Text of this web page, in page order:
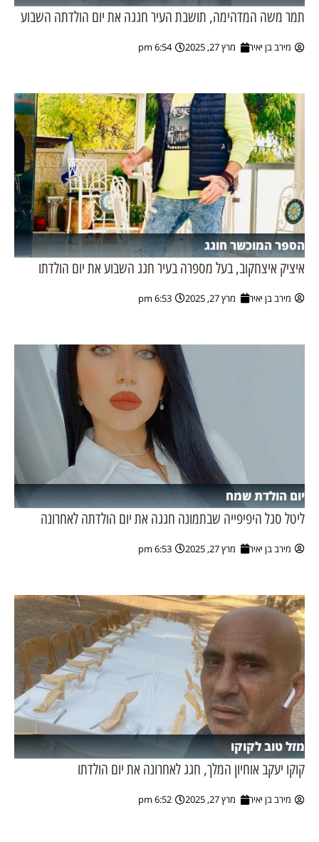
תמר משה המדהימה, תושבת העיר חגגה את יום הולדתה השבוע
מירב בן יאיר מרץ 27, 2025 6:54 pm
הספר המוכשר חוגג
איציק איצחקוב, בעל מספרה בעיר חגג השבוע את יום הולדתו
מירב בן יאיר מרץ 27, 2025 6:53 pm
יום הולדת שמח
ליטל סגל היפיפייה שבתמונה חגגה את יום הולדתה לאחרונה
מירב בן יאיר מרץ 27, 2025 6:53 pm
מזל טוב לקוקו
קוקו יעקב אוחיון המלך, חגג לאחרונה את יום הולדתו
מירב בן יאיר מרץ 27, 2025 6:52 pm